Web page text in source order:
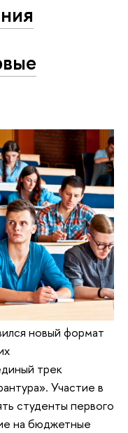
новый формат
трек
Участие в
студенты первого
на бюджетные